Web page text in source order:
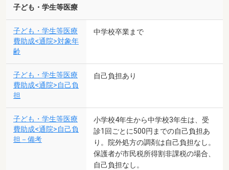
子ども・学生等医療
子ども・学生等医療
費助成<通院>対象年
齢
中学校卒業まで
子ども・学生等医療
費助成<通院>自己負
担
自己負担あり
子ども・学生等医療
費助成<通院>自己負
担－備考
小学校4年生から中学校3年生は、受
診1回ごとに500円までの自己負担あ
り。院外処方の調剤は自己負担なし。
保護者が市民税所得割非課税の場合、
自己負担なし。